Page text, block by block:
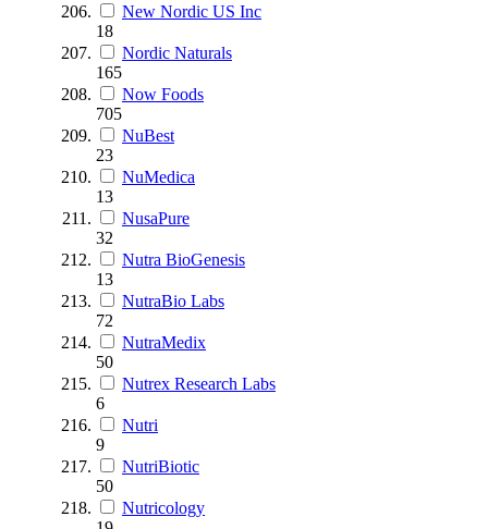
New Nordic US Inc
18
Nordic Naturals
165
Now Foods
705
NuBest
23
NuMedica
13
NusaPure
32
Nutra BioGenesis
13
NutraBio Labs
72
NutraMedix
50
Nutrex Research Labs
6
Nutri
9
NutriBiotic
50
Nutricology